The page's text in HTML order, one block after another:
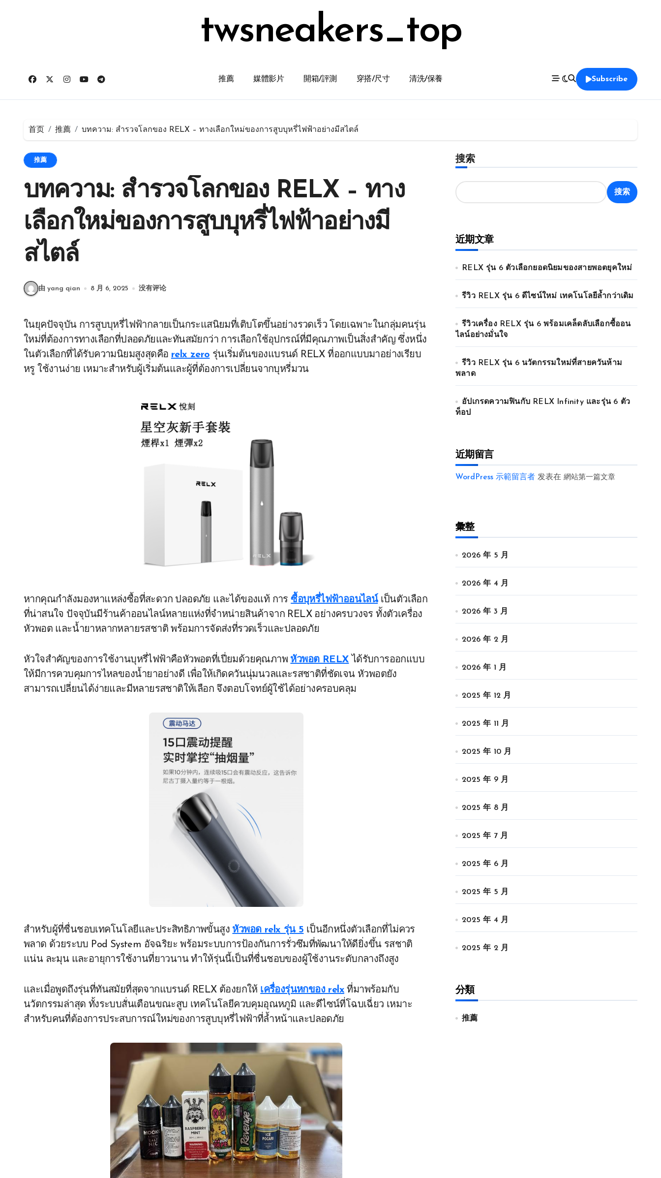
twsneakers_top
推薦 媒體影片 開箱/評測 穿搭/尺寸 清洗/保養 Subscribe
首页 推薦 บทความ: สำรวจโลกของ RELX – ทางเลือกใหม่ของการสูบบุหรี่ไฟฟ้าอย่างมีสไตล์
推薦
บทความ: สำรวจโลกของ RELX – ทาง
เลือกใหม่ของการสูบบุหรี่ไฟฟ้าอย่างมี
สไตล์
由 yang qian 8 月 6, 2025 没有评论
ในยุคปัจจุบัน การสูบบุหรี่ไฟฟ้ากลายเป็นกระแสนิยมที่เติบโตขึ้นอย่างรวดเร็ว โดยเฉพาะในกลุ่มคนรุ่น
ใหม่ที่ต้องการทางเลือกที่ปลอดภัยและทันสมัยกว่า การเลือกใช้อุปกรณ์ที่มีคุณภาพเป็นสิ่งสำคัญ ซึ่งหนึ่ง
ในตัวเลือกที่ได้รับความนิยมสูงสุดคือ relx zero รุ่นเริ่มต้นของแบรนด์ RELX ที่ออกแบบมาอย่างเรียบ
หรู ใช้งานง่าย เหมาะสำหรับผู้เริ่มต้นและผู้ที่ต้องการเปลี่ยนจากบุหรี่มวน
หากคุณกำลังมองหาแหล่งซื้อที่สะดวก ปลอดภัย และได้ของแท้ การซื้อบุหรี่ไฟฟ้าออนไลน์เป็นตัวเลือก
ที่น่าสนใจ ปัจจุบันมีร้านค้าออนไลน์หลายแห่งที่จำหน่ายสินค้าจาก RELX อย่างครบวงจร ทั้งตัวเครื่อง
หัวพอต และน้ำยาหลากหลายรสชาติ พร้อมการจัดส่งที่รวดเร็วและปลอดภัย
หัวใจสำคัญของการใช้งานบุหรี่ไฟฟ้าคือหัวพอตที่เปี่ยมด้วยคุณภาพ หัวพอต RELX ได้รับการออกแบบ
ให้มีการควบคุมการไหลของน้ำยาอย่างดี เพื่อให้เกิดควันนุ่มนวลและรสชาติที่ชัดเจน หัวพอตยัง
สามารถเปลี่ยนได้ง่ายและมีหลายรสชาติให้เลือก จึงตอบโจทย์ผู้ใช้ได้อย่างครอบคลุม
สำหรับผู้ที่ชื่นชอบเทคโนโลยีและประสิทธิภาพขั้นสูง หัวพอด relx รุ่น 5 เป็นอีกหนึ่งตัวเลือกที่ไม่ควร
พลาด ด้วยระบบ Pod System อัจฉริยะ พร้อมระบบการป้องกันการรั่วซึมที่พัฒนาให้ดียิ่งขึ้น รสชาติ
แน่น ละมุน และอายุการใช้งานที่ยาวนาน ทำให้รุ่นนี้เป็นที่ชื่นชอบของผู้ใช้งานระดับกลางถึงสูง
และเมื่อพูดถึงรุ่นที่ทันสมัยที่สุดจากแบรนด์ RELX ต้องยกให้ เครื่องรุ่นหกของ relx ที่มาพร้อมกับ
นวัตกรรมล่าสุด ทั้งระบบสั่นเตือนขณะสูบ เทคโนโลยีควบคุมอุณหภูมิ และดีไซน์ที่โฉบเฉี่ยว เหมาะ
สำหรับคนที่ต้องการประสบการณ์ใหม่ของการสูบบุหรี่ไฟฟ้าที่ล้ำหน้าและปลอดภัย
搜索
搜索
近期文章
RELX รุ่น 6 ตัวเลือกยอดนิยมของสายพอตยุคใหม่
รีวิว RELX รุ่น 6 ดีไซน์ใหม่ เทคโนโลยีล้ำกว่าเดิม
รีวิวเครื่อง RELX รุ่น 6 พร้อมเคล็ดลับเลือกซื้ออน
ไลน์อย่างมั่นใจ
รีวิว RELX รุ่น 6 นวัตกรรมใหม่ที่สายควันห้าม
พลาด
อัปเกรดความฟินกับ RELX Infinity และรุ่น 6 ตัว
ท็อป
近期留言
WordPress 示範留言者 发表在 網站第一篇文章
彙整
2026 年 5 月
2026 年 4 月
2026 年 3 月
2026 年 2 月
2026 年 1 月
2025 年 12 月
2025 年 11 月
2025 年 10 月
2025 年 9 月
2025 年 8 月
2025 年 7 月
2025 年 6 月
2025 年 5 月
2025 年 4 月
2025 年 2 月
分類
推薦